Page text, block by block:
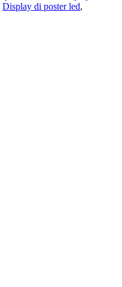
Display di poster led,